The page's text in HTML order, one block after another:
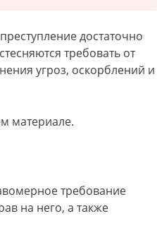
достаточно
требовать от
угроз, оскорблений и
материале.
требование
на него, а также